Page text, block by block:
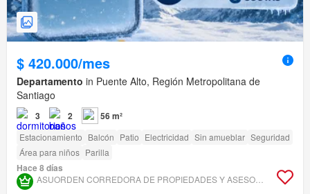
$ 420.000/mes
Departamento in Puente Alto, Región Metropolitana de
Santiago
3 2 56 m²
Estacionamiento Balcón Patio Electricidad Sin amueblar Seguridad
Área para niños Parilla
Hace 8 días